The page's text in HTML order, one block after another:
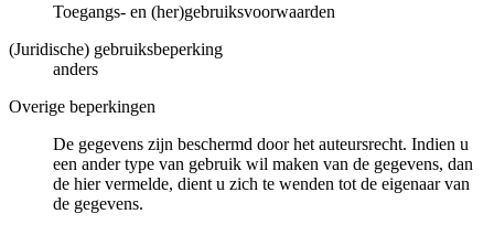
Toegangs- en (her)gebruiksvoorwaarden
(Juridische) gebruiksbeperking
anders
Overige beperkingen
De gegevens zijn beschermd door het auteursrecht. Indien u
een ander type van gebruik wil maken van de gegevens, dan
de hier vermelde, dient u zich te wenden tot de eigenaar van
de gegevens.